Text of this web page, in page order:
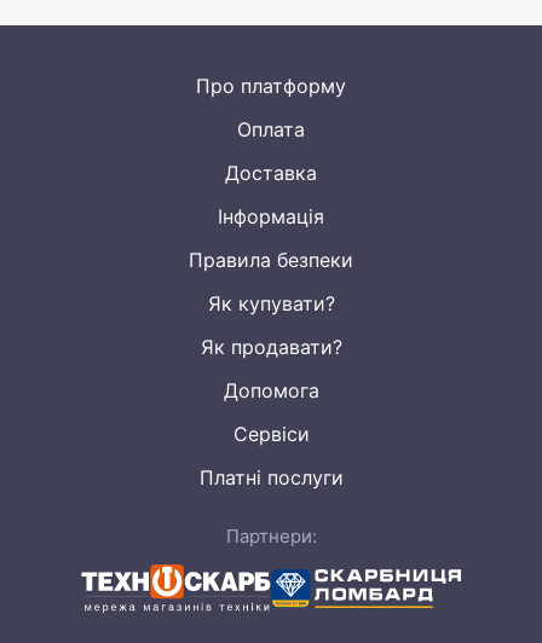
Про платформу
Оплата
Доставка
Інформація
Правила безпеки
Як купувати?
Як продавати?
Допомога
Сервіси
Платні послуги
Партнери: